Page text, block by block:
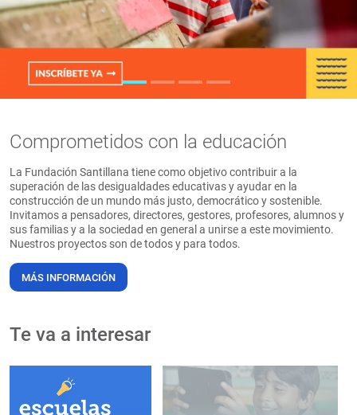
PT
Comprometidos con la educación
La Fundación Santillana tiene como objetivo contribuir a la
superación de las desigualdades educativas y ayudar en la
construcción de un mundo más justo, democrático y sostenible.
Invitamos a pensadores, directores, gestores, profesores, alumnos y
sus familias y a la sociedad en general a unirse a este movimiento.
Nuestros proyectos son de todos y para todos.
MÁS INFORMACIÓN
Te va a interesar